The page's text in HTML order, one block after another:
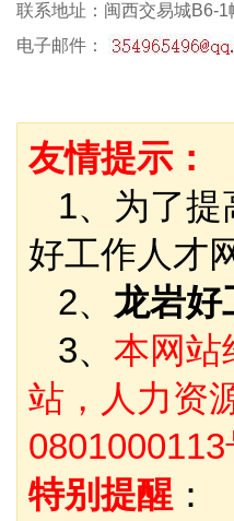
联系地址：闽西交易城B6-1
电子邮件：
友情提示：
1、为了提
好工作人才
2、 龙岩
3、 本网站
站，人力资
0801000113
特别提醒 ：